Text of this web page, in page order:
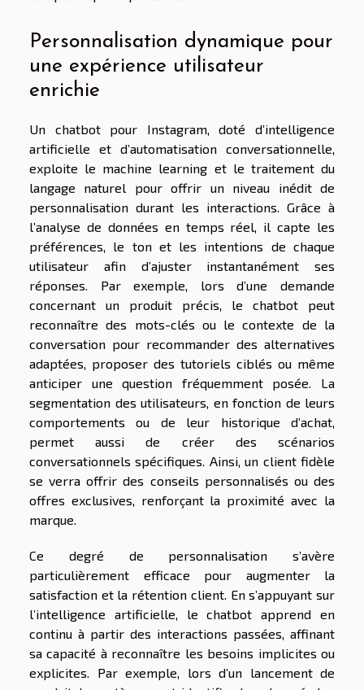
Personnalisation dynamique pour
une expérience utilisateur
enrichie
Un chatbot pour Instagram, doté d’intelligence
artificielle et d’automatisation conversationnelle,
exploite le machine learning et le traitement du
langage naturel pour offrir un niveau inédit de
personnalisation durant les interactions. Grâce à
l’analyse de données en temps réel, il capte les
préférences, le ton et les intentions de chaque
utilisateur afin d’ajuster instantanément ses
réponses. Par exemple, lors d’une demande
concernant un produit précis, le chatbot peut
reconnaître des mots-clés ou le contexte de la
conversation pour recommander des alternatives
adaptées, proposer des tutoriels ciblés ou même
anticiper une question fréquemment posée. La
segmentation des utilisateurs, en fonction de leurs
comportements ou de leur historique d’achat,
permet aussi de créer des scénarios
conversationnels spécifiques. Ainsi, un client fidèle
se verra offrir des conseils personnalisés ou des
offres exclusives, renforçant la proximité avec la
marque.
Ce degré de personnalisation s’avère
particulièrement efficace pour augmenter la
satisfaction et la rétention client. En s’appuyant sur
l’intelligence artificielle, le chatbot apprend en
continu à partir des interactions passées, affinant
sa capacité à reconnaître les besoins implicites ou
explicites. Par exemple, lors d’un lancement de